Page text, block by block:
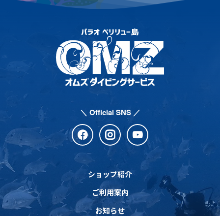
＼ Official SNS ／
ショップ紹介
ご利用案内
お知らせ